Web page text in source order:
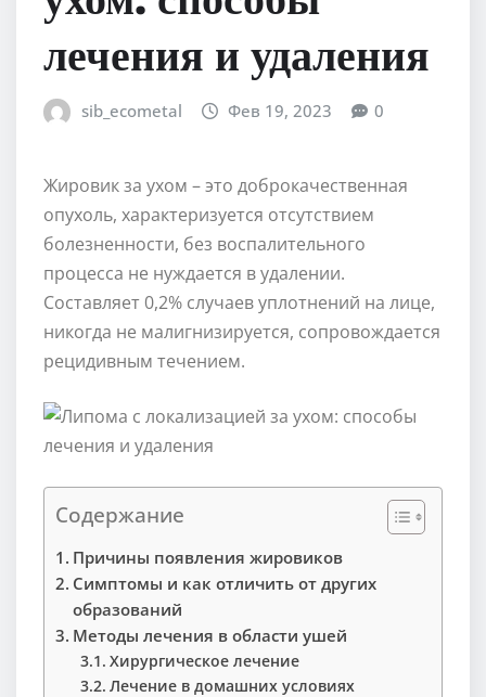
лечения и удаления
sib_ecometal Фев 19, 2023 0
Жировик за ухом – это доброкачественная
опухоль, характеризуется отсутствием
болезненности, без воспалительного
процесса не нуждается в удалении.
Составляет 0,2% случаев уплотнений на лице,
никогда не малигнизируется, сопровождается
рецидивным течением.
Содержание
Причины появления жировиков
Симптомы и как отличить от других
образований
Методы лечения в области ушей
Хирургическое лечение
Лечение в домашних условиях